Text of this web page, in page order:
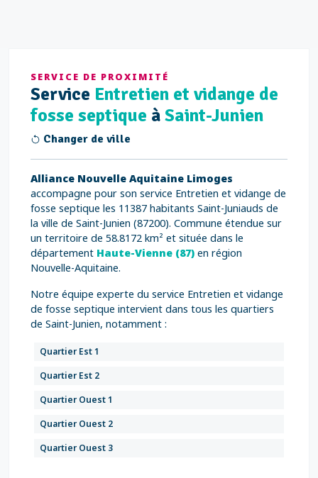
SERVICE DE PROXIMITÉ
Service Entretien et vidange de
fosse septique àSaint-Junien
Changer de ville
Alliance Nouvelle Aquitaine Limoges
accompagne pour son service Entretien et vidange de
fosse septique les 11387 habitants Saint-Juniauds de
la ville de Saint-Junien (87200). Commune étendue sur
un territoire de 58.8172 km² et située dans le
département Haute-Vienne (87) en région
Nouvelle-Aquitaine.
Notre équipe experte du service Entretien et vidange
de fosse septique intervient dans tous les quartiers
de Saint-Junien, notamment :
Quartier Est 1
Quartier Est 2
Quartier Ouest 1
Quartier Ouest 2
Quartier Ouest 3